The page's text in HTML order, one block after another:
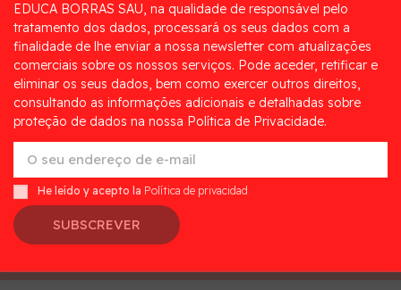
EDUCA BORRAS SAU, na qualidade de responsável pelo
tratamento dos dados, processará os seus dados com a
finalidade de lhe enviar a nossa newsletter com atualizações
comerciais sobre os nossos serviços. Pode aceder, retificar e
eliminar os seus dados, bem como exercer outros direitos,
consultando as informações adicionais e detalhadas sobre
proteção de dados na nossa Política de Privacidade.
He leído y acepto la Política de privacidad
SUBSCREVER